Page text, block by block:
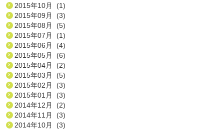
2015年10月 (1)
2015年09月 (3)
2015年08月 (5)
2015年07月 (1)
2015年06月 (4)
2015年05月 (6)
2015年04月 (2)
2015年03月 (5)
2015年02月 (3)
2015年01月 (3)
2014年12月 (2)
2014年11月 (3)
2014年10月 (3)